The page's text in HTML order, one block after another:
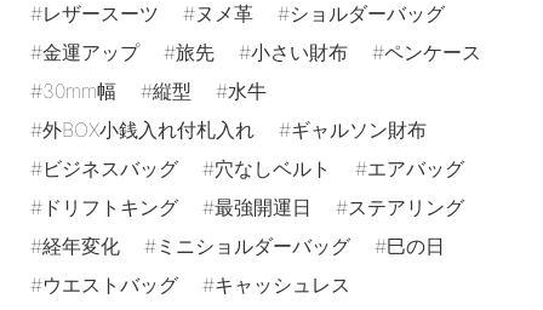
レザースーツ
ヌメ革
ショルダーバッグ
金運アップ
旅先 小さい財布
ペンケース
30mm幅
縦型
水牛
外BOX小銭入れ付札入れ
ギャルソン財布
ビジネスバッグ
穴なしベルト
エアバッグ
ドリフトキング
最強開運日
ステアリング
経年変化
ミニショルダーバッグ
巳の日
ウエストバッグ
キャッシュレス